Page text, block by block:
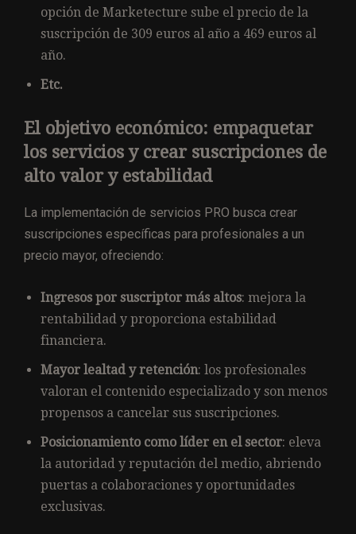
opción de Marketecture sube el precio de la
suscripción de 309 euros al año a 469 euros al
año.
Etc.
El objetivo económico: empaquetar
los servicios y crear suscripciones de
alto valor y estabilidad
La implementación de servicios PRO busca crear
suscripciones específicas para profesionales a un
precio mayor, ofreciendo:
Ingresos por suscriptor más altos: mejora la
rentabilidad y proporciona estabilidad
financiera.
Mayor lealtad y retención: los profesionales
valoran el contenido especializado y son menos
propensos a cancelar sus suscripciones.
Posicionamiento como líder en el sector: eleva
la autoridad y reputación del medio, abriendo
puertas a colaboraciones y oportunidades
exclusivas.